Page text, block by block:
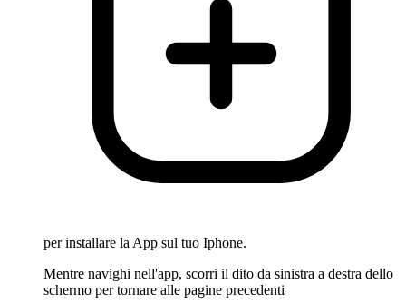
per installare la App sul tuo Iphone.
Mentre navighi nell'app, scorri il dito da sinistra a destra dello
schermo per tornare alle pagine precedenti